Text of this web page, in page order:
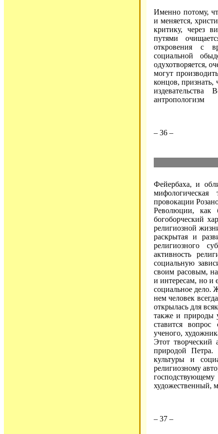
Именно потому,
и меняется,
критику, через
путями
откровения с
социальной
одухотворяется,
могут
концов,
антропологизм
– 36 –
Фейербаха, и
провокации
Революции,
богоборческий
религиозной
раскрытая и
религиозного
активность
социальную
своим расовым,
и интересам, но и
социальное дело.
нем человек
открылась для
также и природы
ставится вопрос
ученого,
Этот творческий
природой Петра.
культуры и
религиозному
художественный,
– 37 –